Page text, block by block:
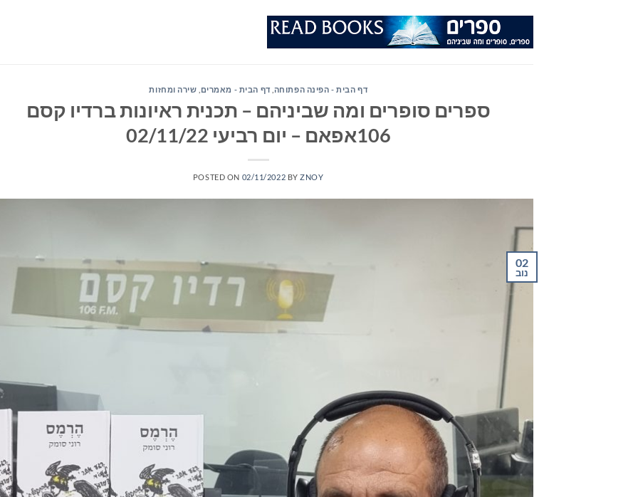
דף הבית - הפינה הפתוחה דף הבית - מאמרים שירה ומחזות
ספרים סופרים ומה שביניהם – תכנית ראיונות ברדיו קסם
106אפאם – יום רביעי 02/11/22
POSTED ON 02/11/2022 BYZNOY
02
נוב